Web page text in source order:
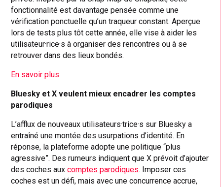
fonctionnalité est davantage pensée comme une
vérification ponctuelle qu’un traqueur constant. Aperçue
lors de tests plus tôt cette année, elle vise à aider les
utilisateur·rice·s à organiser des rencontres ou à se
retrouver dans des lieux bondés.
En savoir plus
Bluesky et X veulent mieux encadrer les comptes
parodiques
L’afflux de nouveaux utilisateurs·trice·s sur Bluesky a
entraîné une montée des usurpations d’identité. En
réponse, la plateforme adopte une politique “plus
agressive”. Des rumeurs indiquent que X prévoit d’ajouter
des coches auxcomptes parodiques. Imposer ces
coches est un défi, mais avec une concurrence accrue,